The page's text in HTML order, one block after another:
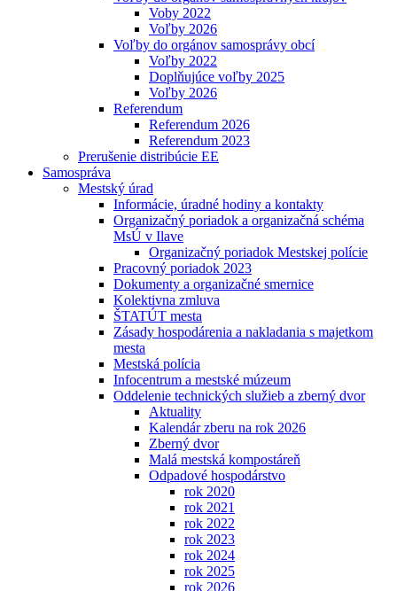
Voby 2022
Voľby 2026
Voľby do orgánov samosprávy obcí
Voľby 2022
Doplňujúce voľby 2025
Voľby 2026
Referendum
Referendum 2026
Referendum 2023
Prerušenie distribúcie EE
Samospráva
Mestský úrad
Informácie, úradné hodiny a kontakty
Organizačný poriadok a organizačná schéma
MsÚ v Ilave
Organizačný poriadok Mestskej polície
Pracovný poriadok 2023
Dokumenty a organizačné smernice
Kolektivna zmluva
ŠTATÚT mesta
Zásady hospodárenia a nakladania s majetkom
mesta
Mestská polícia
Infocentrum a mestské múzeum
Oddelenie technických služieb a zberný dvor
Aktuality
Kalendár zberu na rok 2026
Zberný dvor
Malá mestská kompostáreň
Odpadové hospodárstvo
rok 2020
rok 2021
rok 2022
rok 2023
rok 2024
rok 2025
rok 2026